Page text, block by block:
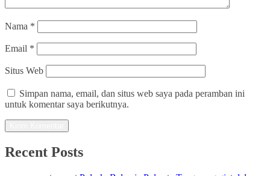
Nama *
Email *
Situs Web
Simpan nama, email, dan situs web saya pada peramban ini
untuk komentar saya berikutnya.
Recent Posts